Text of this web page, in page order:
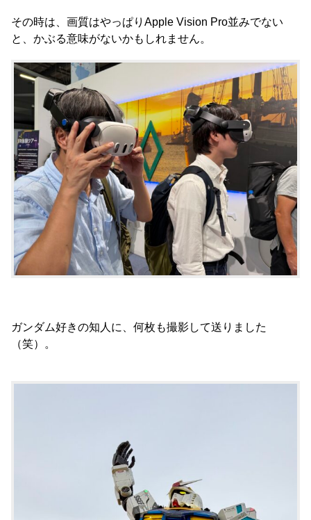
その時は、画質はやっぱりApple Vision Pro並みでない
と、かぶる意味がないかもしれません。
ガンダム好きの知人に、何枚も撮影して送りました
（笑）。